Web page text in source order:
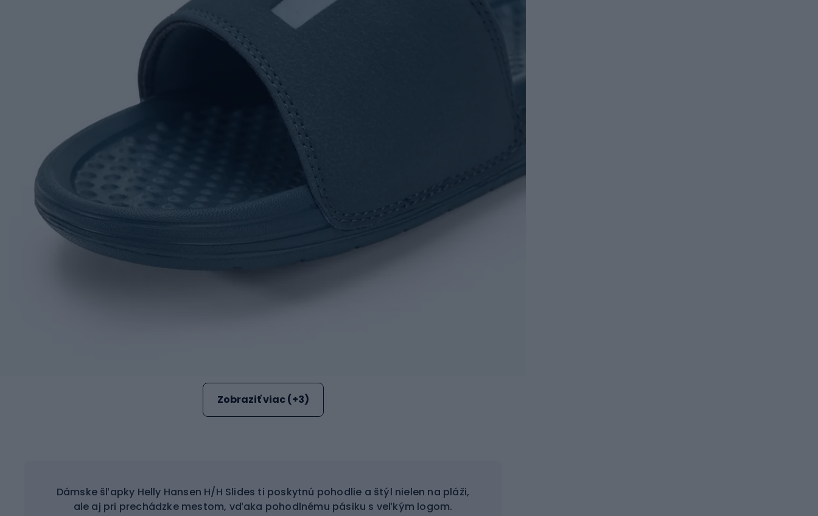
Zobraziť viac (+3)
Dámske šľapky Helly Hansen H/H Slides ti poskytnú pohodlie a štýl nielen na pláži,
ale aj pri prechádzke mestom, vďaka pohodlnému pásiku s veľkým logom.